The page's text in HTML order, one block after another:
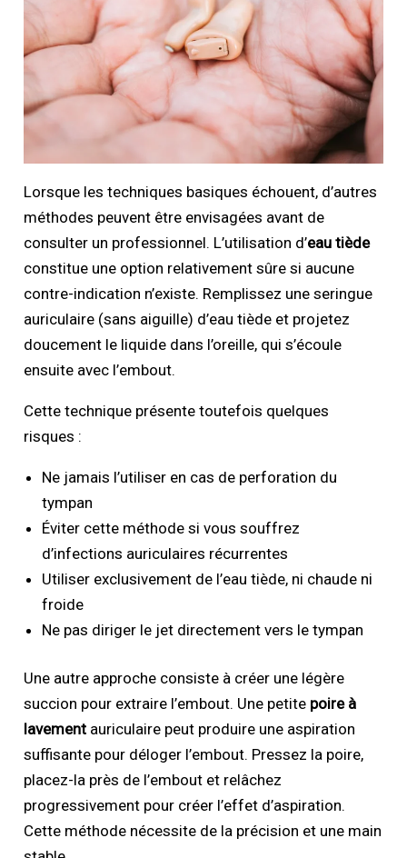
Lorsque les techniques basiques échouent, d’autres
méthodes peuvent être envisagées avant de
consulter un professionnel. L’utilisation d’eau tiède
constitue une option relativement sûre si aucune
contre-indication n’existe. Remplissez une seringue
auriculaire (sans aiguille) d’eau tiède et projetez
doucement le liquide dans l’oreille, qui s’écoule
ensuite avec l’embout.
Cette technique présente toutefois quelques
risques :
Ne jamais l’utiliser en cas de perforation du
tympan
Éviter cette méthode si vous souffrez
d’infections auriculaires récurrentes
Utiliser exclusivement de l’eau tiède, ni chaude ni
froide
Ne pas diriger le jet directement vers le tympan
Une autre approche consiste à créer une légère
succion pour extraire l’embout. Une petite poire à
lavement auriculaire peut produire une aspiration
suffisante pour déloger l’embout. Pressez la poire,
placez-la près de l’embout et relâchez
progressivement pour créer l’effet d’aspiration.
Cette méthode nécessite de la précision et une main